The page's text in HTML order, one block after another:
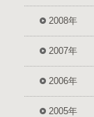
2008年
2007年
2006年
2005年